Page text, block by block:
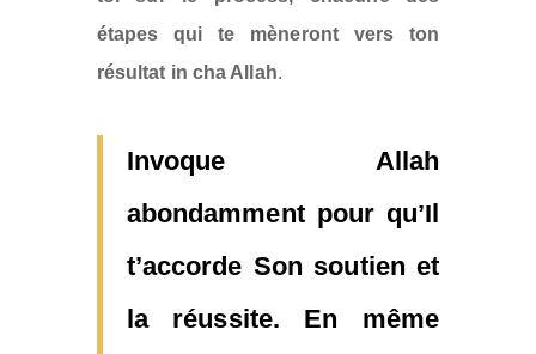
étapes qui te mèneront vers ton
résultat in cha Allah.
Invoque Allah
abondammentpour qu’Il
t’accorde Son soutien et
la réussite. En même